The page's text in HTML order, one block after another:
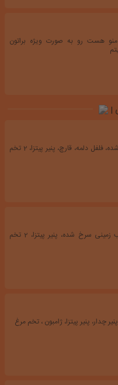
هست رو به صورت ویژه براتون
|
کوکتل، گوجه حلقه شده، فلفل دلمه، قارچ، پنیر پیتزا، 2 تخم
فلفل سبز تند، سیب زمینی سرخ شده، پنیر پیتزا، 2 تخم